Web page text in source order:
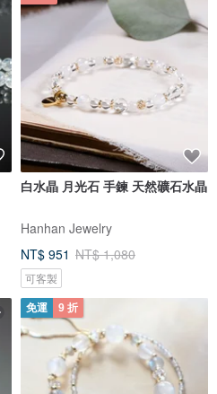
白水晶 月光石 手鍊 天然礦石水晶
Hanhan Jewelry
NT$ 951 NT$ 1,080
可客製
免運 9 折